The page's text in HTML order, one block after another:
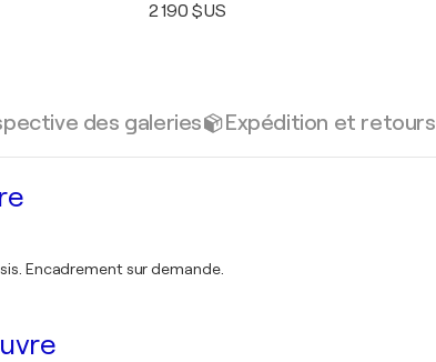
2 190 $US
des galeries Expédition et retours
Encadrement sur demande.